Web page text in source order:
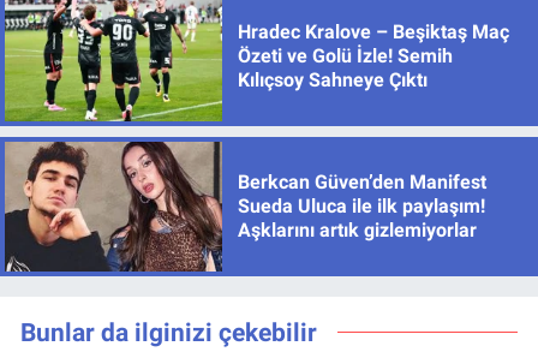
Hradec Kralove – Beşiktaş Maç
Özeti ve Golü İzle! Semih
Kılıçsoy Sahneye Çıktı
Berkcan Güven’den Manifest
Sueda Uluca ile ilk paylaşım!
Aşklarını artık gizlemiyorlar
Bunlar da ilginizi çekebilir